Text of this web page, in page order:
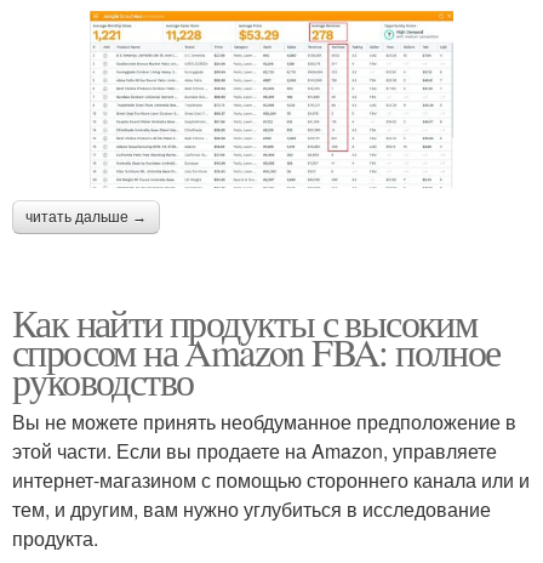
читать дальше →
Как найти продукты с высоким
спросом на Amazon FBA: полное
руководство
Вы не можете принять необдуманное предположение в
этой части. Если вы продаете на Amazon, управляете
интернет-магазином с помощью стороннего канала или и
тем, и другим, вам нужно углубиться в исследование
продукта.